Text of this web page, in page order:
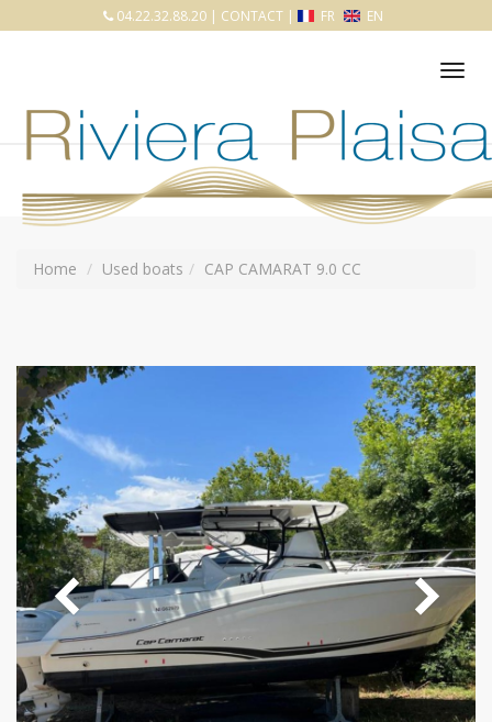
04.22.32.88.20 | CONTACT | FR EN
Home Used boats CAP CAMARAT 9.0 CC